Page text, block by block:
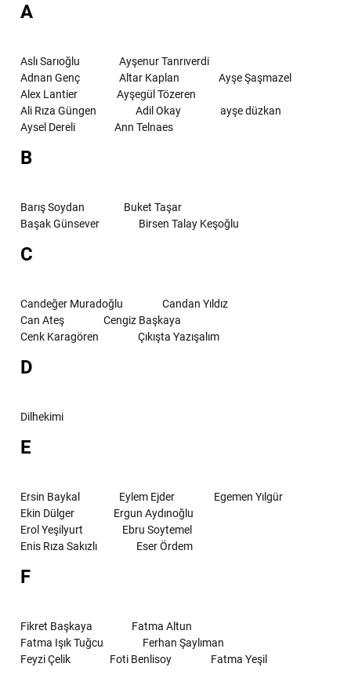
A
Aslı Sarıoğlu
Ayşenur Tanrıverdi
Adnan Genç
Altar Kaplan
Ayşe Şaşmazel
Alex Lantier
Ayşegül Tözeren
Ali Rıza Güngen
Adil Okay
ayşe düzkan
Aysel Dereli
Ann Telnaes
B
Barış Soydan
Buket Taşar
Başak Günsever
Birsen Talay Keşoğlu
C
Candeğer Muradoğlu
Candan Yıldız
Can Ateş
Cengiz Başkaya
Cenk Karagören
Çıkışta Yazışalım
D
Dilhekimi
E
Ersin Baykal Eylem Ejder
Egemen Yılgür
Ekin Dülger
Ergun Aydınoğlu
Erol Yeşilyurt
Ebru Soytemel
Enis Rıza Sakızlı
Eser Ördem
F
Fikret Başkaya
Fatma Altun
Fatma Işık Tuğcu
Ferhan Şaylıman
Feyzi Çelik
Foti Benlisoy Fatma Yeşil